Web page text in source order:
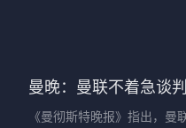
曼晚：曼联不着急谈
《曼彻斯特晚报》指出，